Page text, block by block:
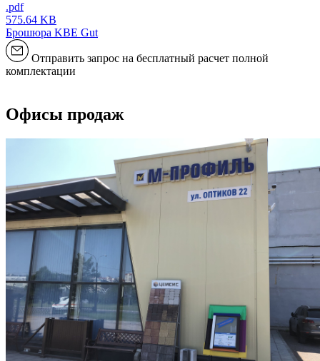
.pdf
575.64 KB
Брошюра KBE Gut
Отправить запрос на бесплатный расчет полной
комплектации
Офисы продаж